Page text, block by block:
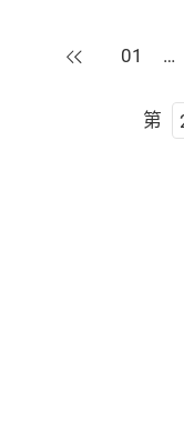
上一頁
01 …
第